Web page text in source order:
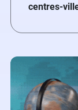
centres-